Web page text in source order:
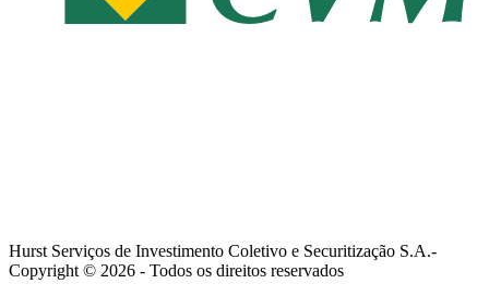
Hurst Serviços de Investimento Coletivo e Securitização S.A.-
Copyright © 2026 - Todos os direitos reservados